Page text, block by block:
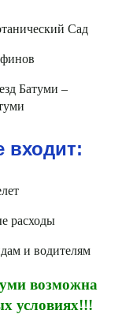
Сад
Батуми –
входит:
расходы
и водителям
возможна
условиях!!!